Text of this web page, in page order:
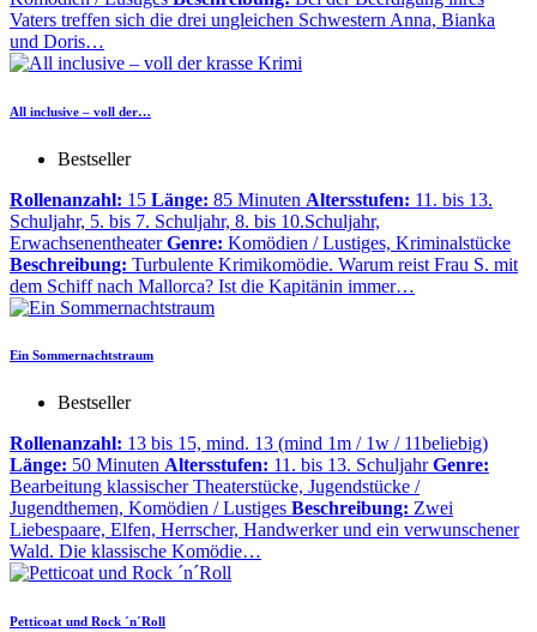
Vaters treffen sich die drei ungleichen Schwestern Anna, Bianka
und Doris…
All inclusive – voll der…
Bestseller
Rollenanzahl: 15 Länge: 85 Minuten Altersstufen: 11. bis 13.
Schuljahr, 5. bis 7. Schuljahr, 8. bis 10.Schuljahr,
Erwachsenentheater Genre: Komödien / Lustiges, Kriminalstücke
Beschreibung: Turbulente Krimikomödie. Warum reist Frau S. mit
dem Schiff nach Mallorca? Ist die Kapitänin immer…
Ein Sommernachtstraum
Bestseller
Rollenanzahl: 13 bis 15, mind. 13 (mind 1m / 1w / 11beliebig)
Länge: 50 Minuten Altersstufen: 11. bis 13. Schuljahr Genre:
Bearbeitung klassischer Theaterstücke, Jugendstücke /
Jugendthemen, Komödien / Lustiges Beschreibung: Zwei
Liebespaare, Elfen, Herrscher, Handwerker und ein verwunschener
Wald. Die klassische Komödie…
Petticoat und Rock ´n´Roll